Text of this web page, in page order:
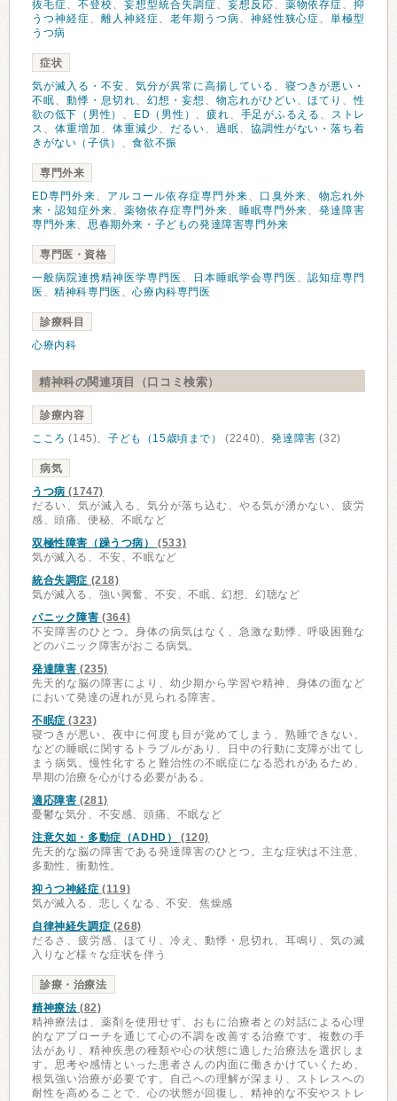
抜毛症、 不登校、 妄想型統合失調症、 妄想反応、 薬物依存症、抑
うつ神経症、 離人神経症、 老年期うつ病、 神経性狭心症、単極型
うつ病
症状
気が滅入る・不安、 気分が異常に高揚している 、 寝つきが悪い・
不眠、 動悸・息切れ、 幻想・妄想 、 物忘れがひどい、ほてり 、性
欲の低下（男性） 、 ED（男性） 、疲れ、 手足がふるえる 、 ストレ
ス 、 体重増加 、 体重減少、 だるい、 過眠、 協調性がない・落ち着
きがない（子供） 、食欲不振
専門外来
ED専門外来、 アルコール依存症専門外来、 口臭外来、 物忘れ外
来・認知症外来、 薬物依存症専門外来、 睡眠専門外来、発達障害
専門外来、思春期外来・子どもの発達障害専門外来
専門医・資格
一般病院連携精神医学専門医 、 日本睡眠学会専門医 、認知症専門
医 、精神科専門医 、心療内科専門医
診療科目
心療内科
精神科の関連項目（口コミ検索）
診療内容
こころ (145)、子ども（15歳頃まで） (2240)、発達障害 (32)
病気
うつ病 (1747)
だるい、気が滅入る、気分が落ち込む、やる気が湧かない、疲労
感、頭痛、便秘、不眠など
双極性障害（躁うつ病）
(533)
気が滅入る、不安、不眠など
統合失調症 (218)
気が滅入る、強い興奮、不安、不眠、幻想、幻聴など
パニック障害 (364)
不安障害のひとつ。身体の病気はなく、急激な動悸、呼吸困難な
どのパニック障害がおこる病気。
発達障害 (235)
先天的な脳の障害により、幼少期から学習や精神、身体の面など
において発達の遅れが見られる障害。
不眠症 (323)
寝つきが悪い、夜中に何度も目が覚めてしまう、熟睡できない、
などの睡眠に関するトラブルがあり、日中の行動に支障が出てし
まう病気。慢性化すると難治性の不眠症になる恐れがあるため、
早期の治療を心がける必要がある。
適応障害 (281)
憂鬱な気分、不安感、頭痛、不眠など
注意欠如・多動症（ADHD）
(120)
先天的な脳の障害である発達障害のひとつ。主な症状は不注意、
多動性、衝動性。
抑うつ神経症 (119)
気が滅入る、悲しくなる、不安、焦燥感
自律神経失調症 (268)
だるさ、疲労感、ほてり、冷え、動悸・息切れ、耳鳴り、気の滅
入りなど様々な症状を伴う
診療・治療法
精神療法 (82)
精神療法は、薬剤を使用せず、おもに治療者との対話による心理
的なアプローチを通じて心の不調を改善する治療です。複数の手
法があり、精神疾患の種類や心の状態に適した治療法を選択しま
す。思考や感情といった患者さんの内面に働きかけていくため、
根気強い治療が必要です。自己への理解が深まり、ストレスへの
耐性を高めることで、心の状態が回復し、精神的な不安やストレ